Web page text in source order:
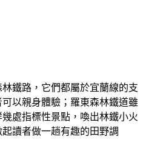
鐵路，它們都屬於宜蘭線的支
以親身體驗；羅東森林鐵道雖
處指標性景點，喚出林鐵小火
讀者做一趟有趣的田野調